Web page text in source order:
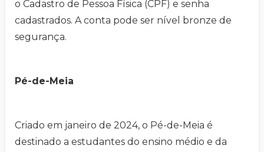
o Cadastro de Pessoa Física (CPF) e senha
cadastrados. A conta pode ser nível bronze de
segurança.
Pé-de-Meia
Criado em janeiro de 2024, o Pé-de-Meia é
destinado a estudantes do ensino médio e da